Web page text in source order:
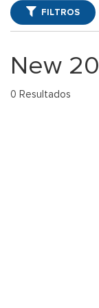
FILTROS
New
0 Resultados